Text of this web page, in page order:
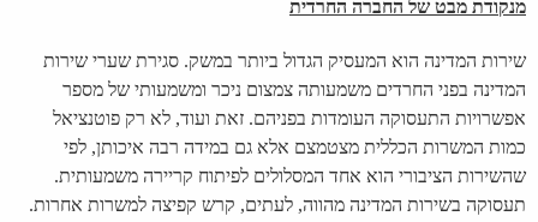
מנקודת מבט של החברה החרדית
שירות המדינה הוא המעסיק הגדול ביותר במשק. סגירת שערי שירות
המדינה בפני החרדים משמעותה צמצום ניכר ומשמעותי של מספר
אפשרויות התעסוקה העומדות בפניהם. זאת ועוד, לא רק פוטנציאל
כמות המשרות הכללית מצטמצם אלא גם במידה רבה איכותן, לפי
שהשירות הציבורי הוא אחד המסלולים לפיתוח קריירה משמעותית.
תעסוקה בשירות המדינה מהווה, לעתים, קרש קפיצה למשרות אחרות.